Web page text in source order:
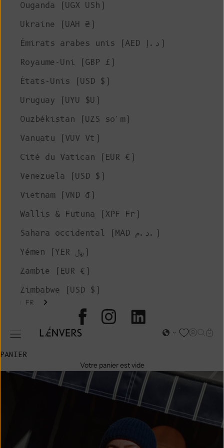
L'ENVERS
Ouvrir le menu de navigation Page
Ouganda (UGX USh)
Ukraine (UAH ₴)
Émirats arabes unis (AED د.إ)
Royaume-Uni (GBP £)
États-Unis (USD $)
Uruguay (UYU $U)
Ouzbékistan (UZS so'm)
Vanuatu (VUV Vt)
Cité du Vatican (EUR €)
Venezuela (USD $)
Vietnam (VND ₫)
Wallis & Futuna (XPF Fr)
Sahara occidental (MAD د.م.)
Yémen (YER ﷼)
Zambie (EUR €)
Zimbabwe (USD $)
FR
PANIER
Votre panier est vide